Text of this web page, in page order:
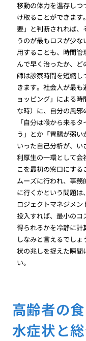
移動の体力を温存し
け取ることができま
要」と判断されれば
うのが最もロスが少
用することも、時間
んで早く治ったか、
師は診察時間を短縮
きます。社会人が最
ョッピング」による
な時）に、自分の風邪
「自分は喉から来る
う」とか「胃腸が弱
いった自己分析が、
利厚生の一環として
こを最初の窓口にす
ムーズに行われ、事
に行くかという問題
ロジェクトマネジメ
投入すれば、最小の
得られるかを冷静に
しなみと言えるでし
状の兆しを捉えた瞬
い。
高齢者の
水症状と